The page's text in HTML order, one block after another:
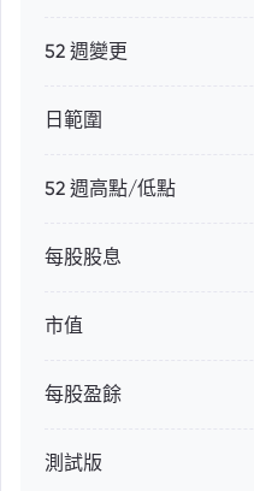
52 週變更
日範圍
52 週高點/低點
每股股息
市值
每股盈餘
測試版